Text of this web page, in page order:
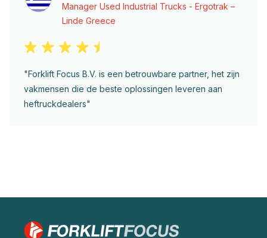
Manager Used Industrial Trucks - Ergotrak –
Linde Greece
"Forklift Focus B.V. is een betrouwbare partner, het zijn
vakmensen die de beste oplossingen leveren aan
heftruckdealers"